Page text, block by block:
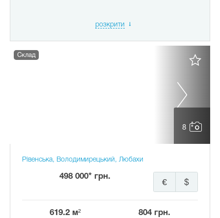
розкрити
8
Склад
Рівенська, Володимирецький, Любахи
498 000* грн.
$
€
619.2 м² 804 грн.